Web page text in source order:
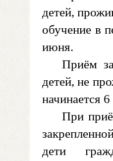
детей,
обучение в
июня.
Приём
детей, не
начинается
При
дети